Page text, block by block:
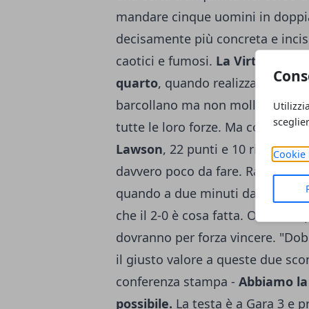
Cookie
mandare cinque uomini in
decisamente più concreta e
caotici e fumosi. La Virtus
quarto, quando realizza un
barcollano ma non mollano, e
tutte le loro forze. Ma con
Lawson, 22 punti e 10 rimbalzi,
davvero poco da fare. Ravenna
quando a due minuti dal
che il 2-0 è cosa fatta. Ora ci si
dovranno per forza vincere.
il giusto valore a queste due
conferenza stampa - Abbiamo
possibile. La testa è a Gara 3 e